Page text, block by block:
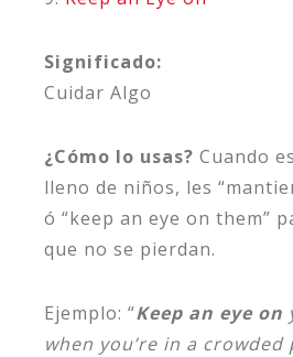
Significado:
Cuidar Algo
¿Cómo lo usas? Cuando
lleno de niños, les
ó “keep an eye on them”
que no se pierdan.
Ejemplo: “Keep an eye on
when you’re in a crowded